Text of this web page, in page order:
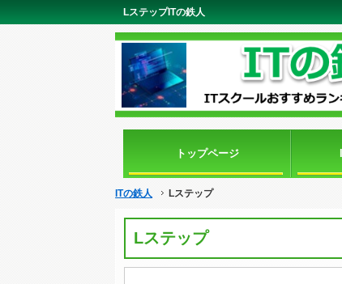
LステップITの鉄人
トップページ
ITの鉄人 Lステップ
Lステップ